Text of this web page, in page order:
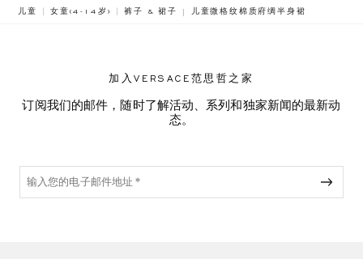
儿童 女童(4-14岁) 裤子 & 裙子 BREADCRUMB.ADA.LABEL.CURRENT
儿童微格纹棉质府绸半身裙
加入VERSACE范思哲之家
订阅我们的邮件，随时了解活动、系列和独家新闻的最新动
态。